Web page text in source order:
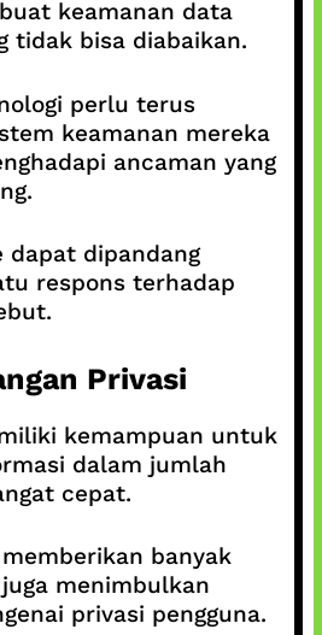
keamanan data
tidak bisa diabaikan.
perlu terus
keamanan mereka
ancaman yang
dapat dipandang
respons terhadap
Privasi
kemampuan untuk
dalam jumlah
cepat.
banyak
menimbulkan
privasi pengguna.